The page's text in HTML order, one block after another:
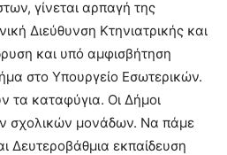
γίνεται αρπαγή της
Διεύθυνση Κτηνιατρικής και
και υπό αμφισβήτηση
στο Υπουργείο Εσωτερικών.
τα καταφύγια. Οι Δήμοι
σχολικών μονάδων. Να πάμε
Δευτεροβάθμια εκπαίδευση